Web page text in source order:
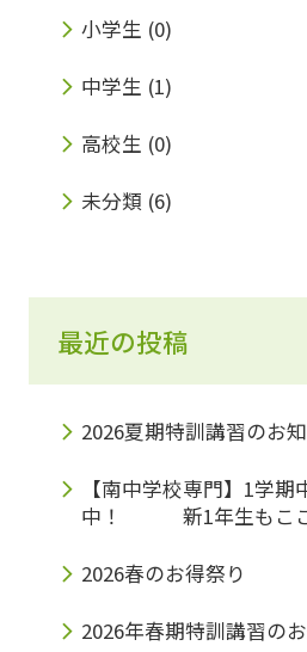
小学生 (0)
中学生 (1)
高校生 (0)
未分類 (6)
最近の投稿
2026夏期特訓講習のお
【南中学校専門】1学
中！ 新1年生もここ
2026春のお得祭り
2026年春期特訓講習の